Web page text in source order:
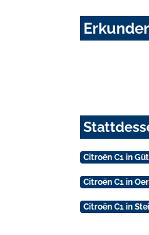
Citroën C1 in
Citroën C1 in
Citroën C1 in